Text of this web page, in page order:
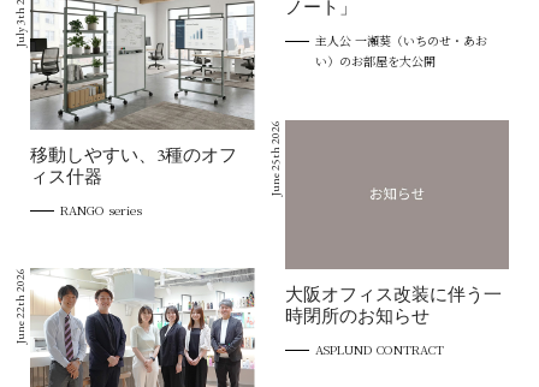
ノート」
主人公 一瀬葵（いちのせ・あお
い）のお部屋を大公開
July 3th 2026
移動しやすい、3種のオフ
ィス什器
RANGO series
June 25th 2026
大阪オフィス改装に伴う一
時閉所のお知らせ
ASPLUND CONTRACT
June 22th 2026